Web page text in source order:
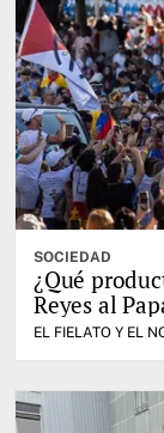
SOCIEDAD
¿Qué
Reyes al
EL FIELATO Y EL